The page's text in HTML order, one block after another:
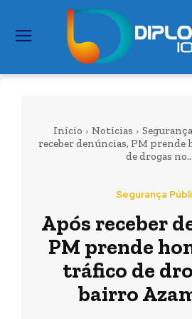
Início Notícias
receber denúncias, PM
de drogas no...
Segurança
Após receber
PM prende
tráfico de
bairro